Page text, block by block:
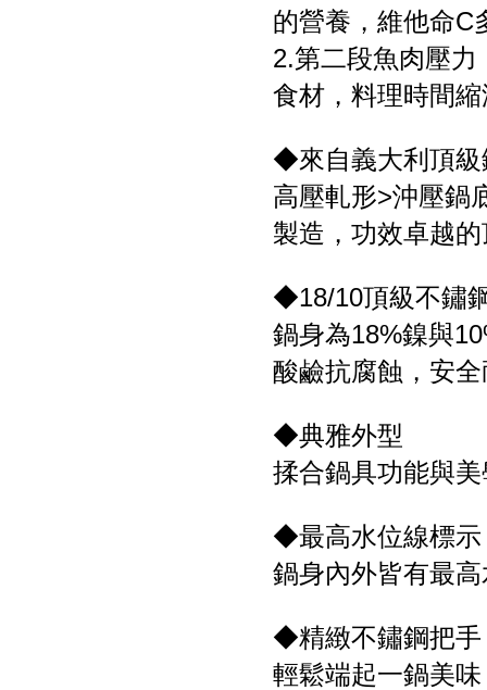
的營養，維他命C
2.第二段魚肉壓
食材，料理時間
◆來自義大利頂級
高壓軋形>沖壓鍋
製造，功效卓越
◆18/10頂級不鏽
鍋身為18%鎳與
酸鹼抗腐蝕，安
◆典雅外型
揉合鍋具功能與
◆最高水位線標示
鍋身內外皆有最
◆精緻不鏽鋼把手
輕鬆端起一鍋美